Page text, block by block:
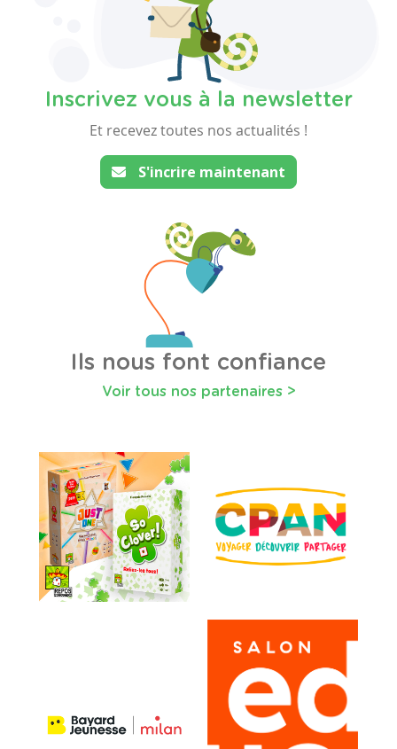
Inscrivez vous à la newsletter
Et recevez toutes nos actualités !
S'incrire maintenant
Ils nous font confiance
Voir tous nos partenaires >